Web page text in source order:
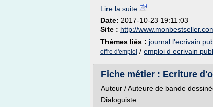
Lire la suite
Date: 2017-10-23 19:11:03
Site : http://
Thèmes liés : journal l'ecrivain
offre d'emploi / emploi d ecrivain
Fiche métier : Ecriture
Auteur / Auteure de bande
Dialoguiste